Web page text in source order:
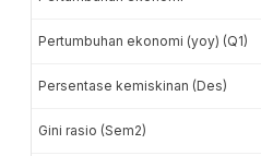
Pertumbuhan ekonomi (yoy) (Q1)
Persentase kemiskinan (Des)
Gini rasio (Sem2)